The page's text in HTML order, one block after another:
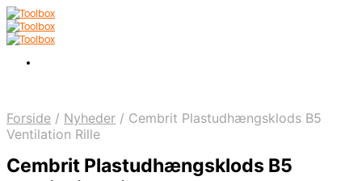
Forside / Nyheder / Cembrit Plastudhængsklods B5
Ventilation Rille
Cembrit Plastudhængsklods B5